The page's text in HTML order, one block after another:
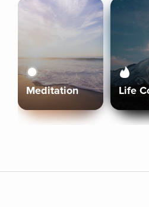
Meditation Life